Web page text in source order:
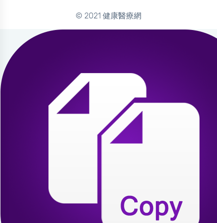
© 2021 健康醫療網